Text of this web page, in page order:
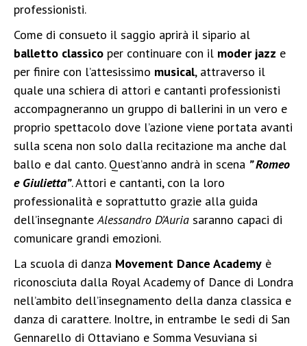
professionisti.
Come di consueto il saggio aprirà il sipario al
balletto classico per continuare con il moder jazz e
per finire con l’attesissimo musical, attraverso il
quale una schiera di attori e cantanti professionisti
accompagneranno un gruppo di ballerini in un vero e
proprio spettacolo dove l’azione viene portata avanti
sulla scena non solo dalla recitazione ma anche dal
ballo e dal canto. Quest’anno andrà in scena ” Romeo
e Giulietta”. Attori e cantanti, con la loro
professionalità e soprattutto grazie alla guida
dell’insegnanteAlessandro D’Auria saranno capaci di
comunicare grandi emozioni.
La scuola di danza Movement Dance Academy è
riconosciuta dalla Royal Academy of Dance di Londra
nell’ambito dell’insegnamento della danza classica e
danza di carattere. Inoltre, in entrambe le sedi di San
Gennarello di Ottaviano e Somma Vesuviana si